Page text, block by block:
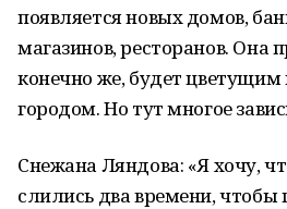
появляется новых домов,
магазинов, ресторанов. Она
конечно же, будет
городом. Но тут многое
Снежана Ляндова: «Я хочу,
слились два времени, чтобы